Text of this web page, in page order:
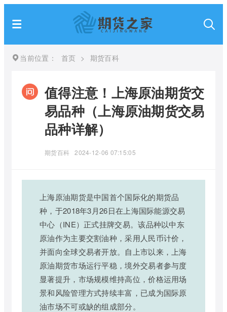
当前位置： 首页 > 期货百科
值得注意！上海原油期货交
易品种（上海原油期货交易
品种详解）
期货百科 2024-12-06 07:15:05
上海原油期货是中国首个国际化的期货品
种，于2018年3月26日在上海国际能源交易
中心（INE）正式挂牌交易。该品种以中东
原油作为主要交割油种，采用人民币计价，
并面向全球交易者开放。自上市以来，上海
原油期货市场运行平稳，境外交易者参与度
显著提升，市场规模维持高位，价格运用场
景和风险管理方式持续丰富，已成为国际原
油市场不可或缺的组成部分。